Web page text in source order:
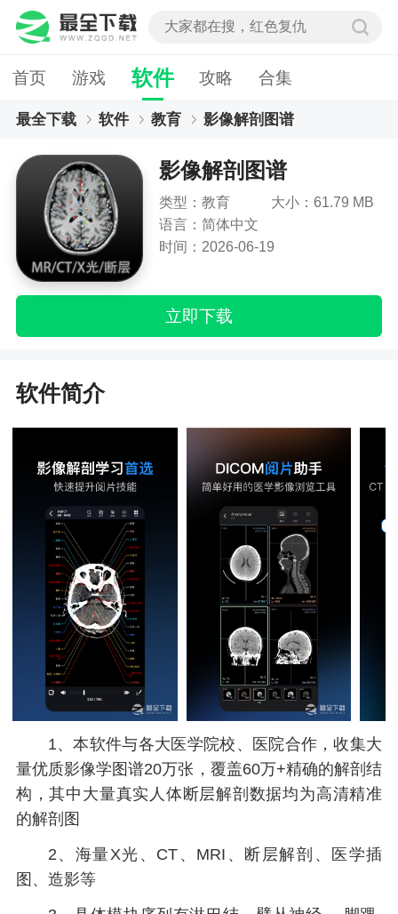
首页 游戏 软件 攻略 合集
最全下载 软件 教育 影像解剖图谱
影像解剖图谱
类型：教育
大小：61.79 MB
语言：简体中文
时间：2026-06-19
立即下载
软件简介
1、本软件与各大医学院校、医院合作，收集大
量优质影像学图谱20万张，覆盖60万+精确的解剖结
构，其中大量真实人体断层解剖数据均为高清精准
的解剖图
2、海量X光、CT、MRI、断层解剖、医学插
图、造影等